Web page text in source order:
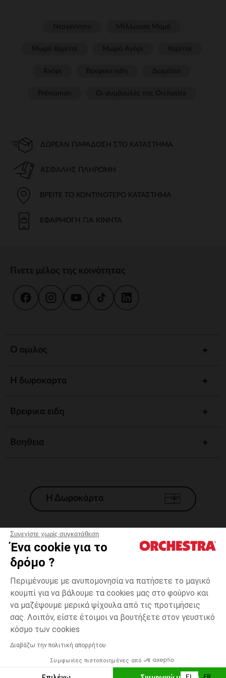
Συνεχίστε χωρίς συγκατάθεση
Ένα cookie για το
δρόμο ?
Περιμένουμε με ανυπομονησία να πατήσετε το μαγικό
κουμπί για να βάλουμε τα cookies μας στο φούρνο και
να μαζέψουμε μερικά ψίχουλα από τις προτιμήσεις
σας. Λοιπόν, είστε έτοιμοι να βουτήξετε στον γευστικό
κόσμο των cookies
Διαβάζω την πολιτική απορρήτου
Συμφωνίες πιστοποιημένες από
Λευκό
one
Δυνατότητα πληρωμής με
ΠΡΟΣΘΉΚΗ ΣΤΟ ΚΑΛΆΘΙ
ΔΩΡΕΆΝ ΠΑΡΆΔΟΣΗ ΣΤΟ ΚΑΤΆΣΤΗΜΑ
ΑΣΦΑΛΉΣ ΠΛΗΡΩΜΉ
ΒΡΕΊΤΕ ΤΟ ΚΟΝΤΙΝΌΤΕΡΟ ΚΑΤΆΣΤΗΜΑ
ΕΦΑΡΜΟΓΉ ΓΙΑ ΚΙΝΗΤΆ
Γίνετε μέλος της κοινότητας
Ο ομιλος
Η δωροκαρτα
Βρεφικα ειδη
Βοηθεια
Η Δωροκάρτα
Γενικοί 'Οροι Πώλησης
*Εμπορικες προσφορες
Προσωπικά δεδομένα
Διαχείρηση των cookies
Προσβασιμότητα: μη συμμορφούμενη
H Orchestra συμμετέχει στον κωδικά δεοντολογίας και στο σύστημα
μεσολάβησης της Γαλλικής Ομοσπονδίας Ηλεκτρονικού Εμπορίου.